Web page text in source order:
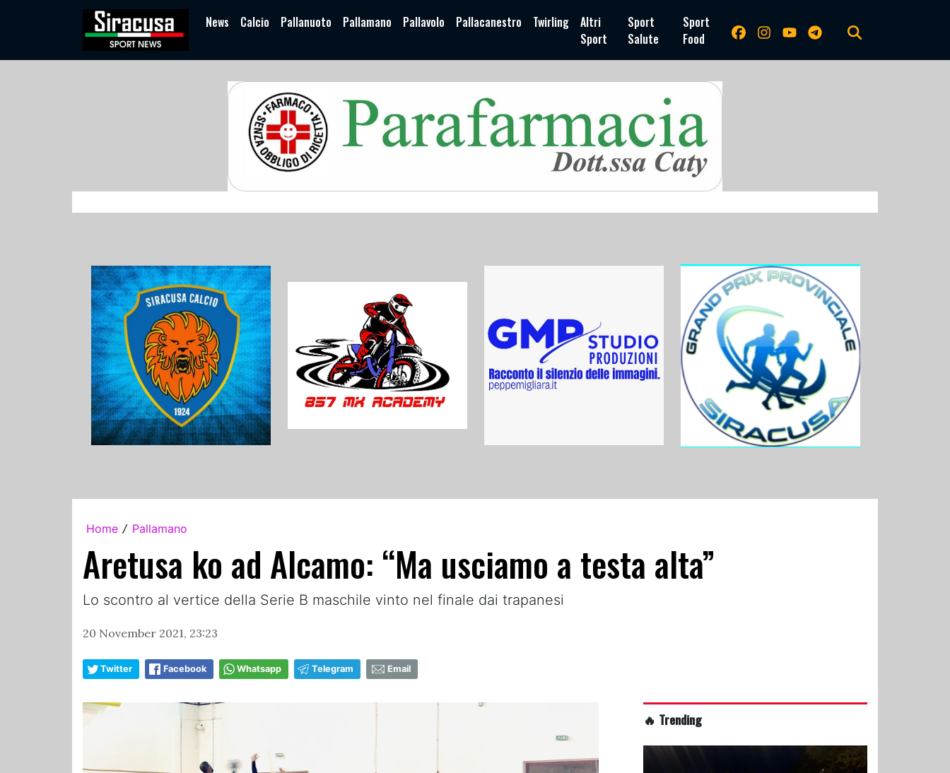
News Calcio Pallanuoto Pallamano Pallavolo Pallacanestro Twirling
Altri
Sport
Sport
Salute
Sport
Food
Home / Pallamano
Aretusa ko ad Alcamo: “Ma usciamo a testa alta”
Lo scontro al vertice della Serie B maschile vinto nel finale dai trapanesi
20 November 2021, 23:23
Twitter Facebook Whatsapp Telegram Email
🔥 Trending